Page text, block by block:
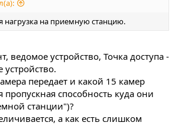
на приемную станцию.
ведомое устройство, Точка доступа -
передает и какой 15 камер
пропускная способность куда они
станции")?
а как есть слишком